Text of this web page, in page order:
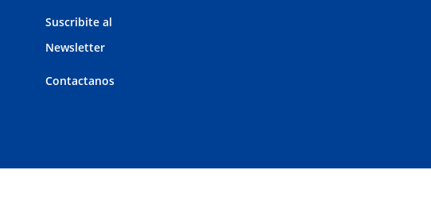
Suscribite al
Newsletter
Contactanos